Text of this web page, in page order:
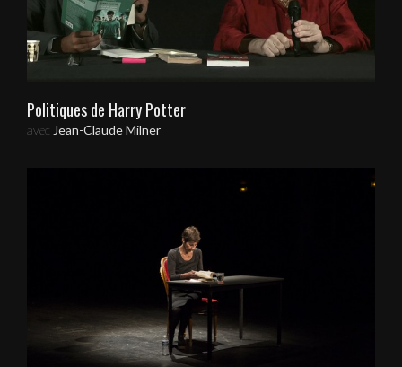
Politiques de Harry Potter
avec Jean-Claude Milner